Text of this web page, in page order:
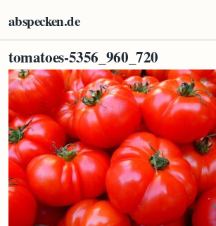
abspecken.de
tomatoes-5356_960_720